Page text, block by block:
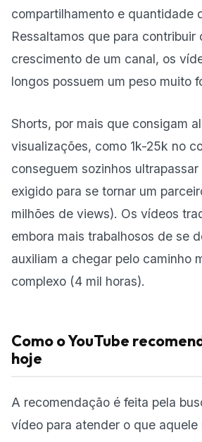
compartilhamento e quantidade
Ressaltamos que para contribuir
crescimento de um canal, os
longos possuem um peso muito
Shorts, por mais que consigam
visualizações, como 1k-25k no
conseguem sozinhos
exigido para se tornar um
milhões de views). Os vídeos
embora mais trabalhosos de se
auxiliam a chegar pelo caminho
complexo (4 mil horas).
Como o YouTube
hoje
A recomendação é feita pela
vídeo para atender o que aquele